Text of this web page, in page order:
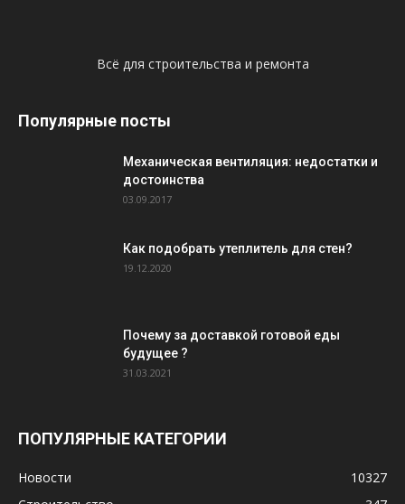
Всё для строительства и ремонта
Популярные посты
Механическая вентиляция: недостатки и
достоинства
03.09.2017
Как подобрать утеплитель для стен?
19.12.2020
Почему за доставкой готовой еды
будущее ?
31.03.2021
ПОПУЛЯРНЫЕ КАТЕГОРИИ
Новости
10327